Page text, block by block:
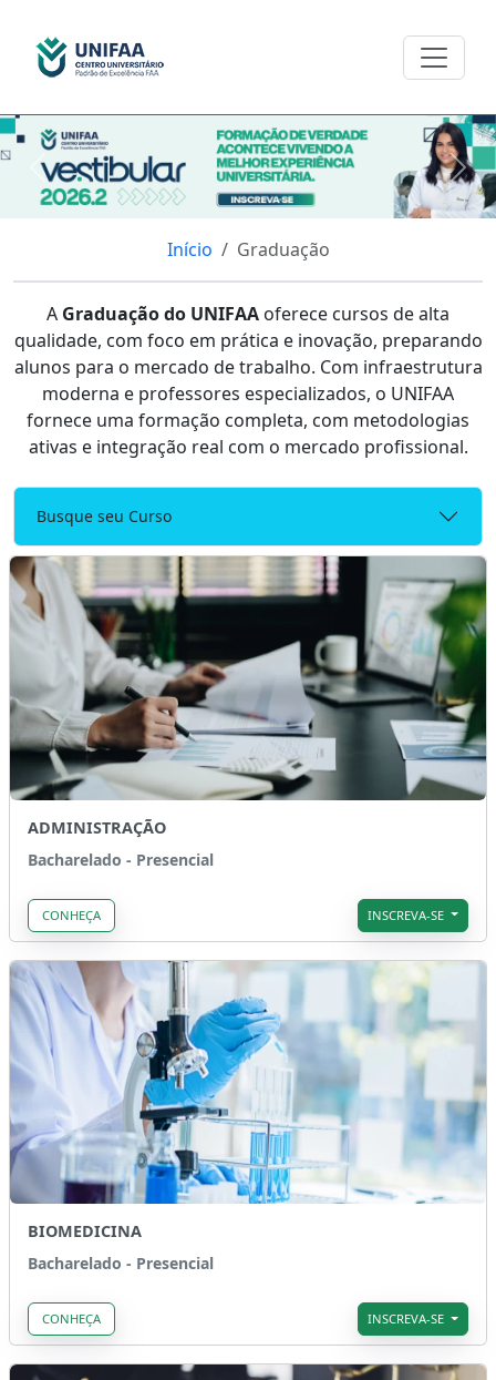
Anterior
Início Graduação
A Graduação do UNIFAA oferece cursos de alta
qualidade, com foco em prática e inovação, preparando
alunos para o mercado de trabalho. Com infraestrutura
moderna e professores especializados, o UNIFAA
fornece uma formação completa, com metodologias
ativas e integração real com o mercado profissional.
Busque seu Curso
ADMINISTRAÇÃO
Bacharelado - Presencial
CONHEÇA INSCREVA-SE
BIOMEDICINA
Bacharelado - Presencial
CONHEÇA INSCREVA-SE